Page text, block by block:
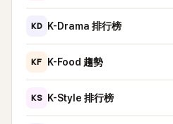
KD K-Drama 排行榜
KF K-Food 趨勢
KS K-Style 排行榜